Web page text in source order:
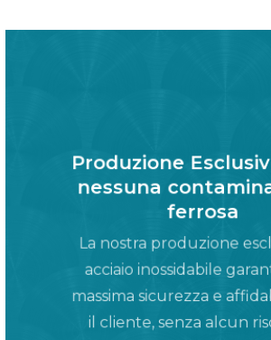
Produzione
nessuna
ferrosa
La nostra produzione
acciaio inossidabile
massima sicurezza e
il cliente, senza alcun